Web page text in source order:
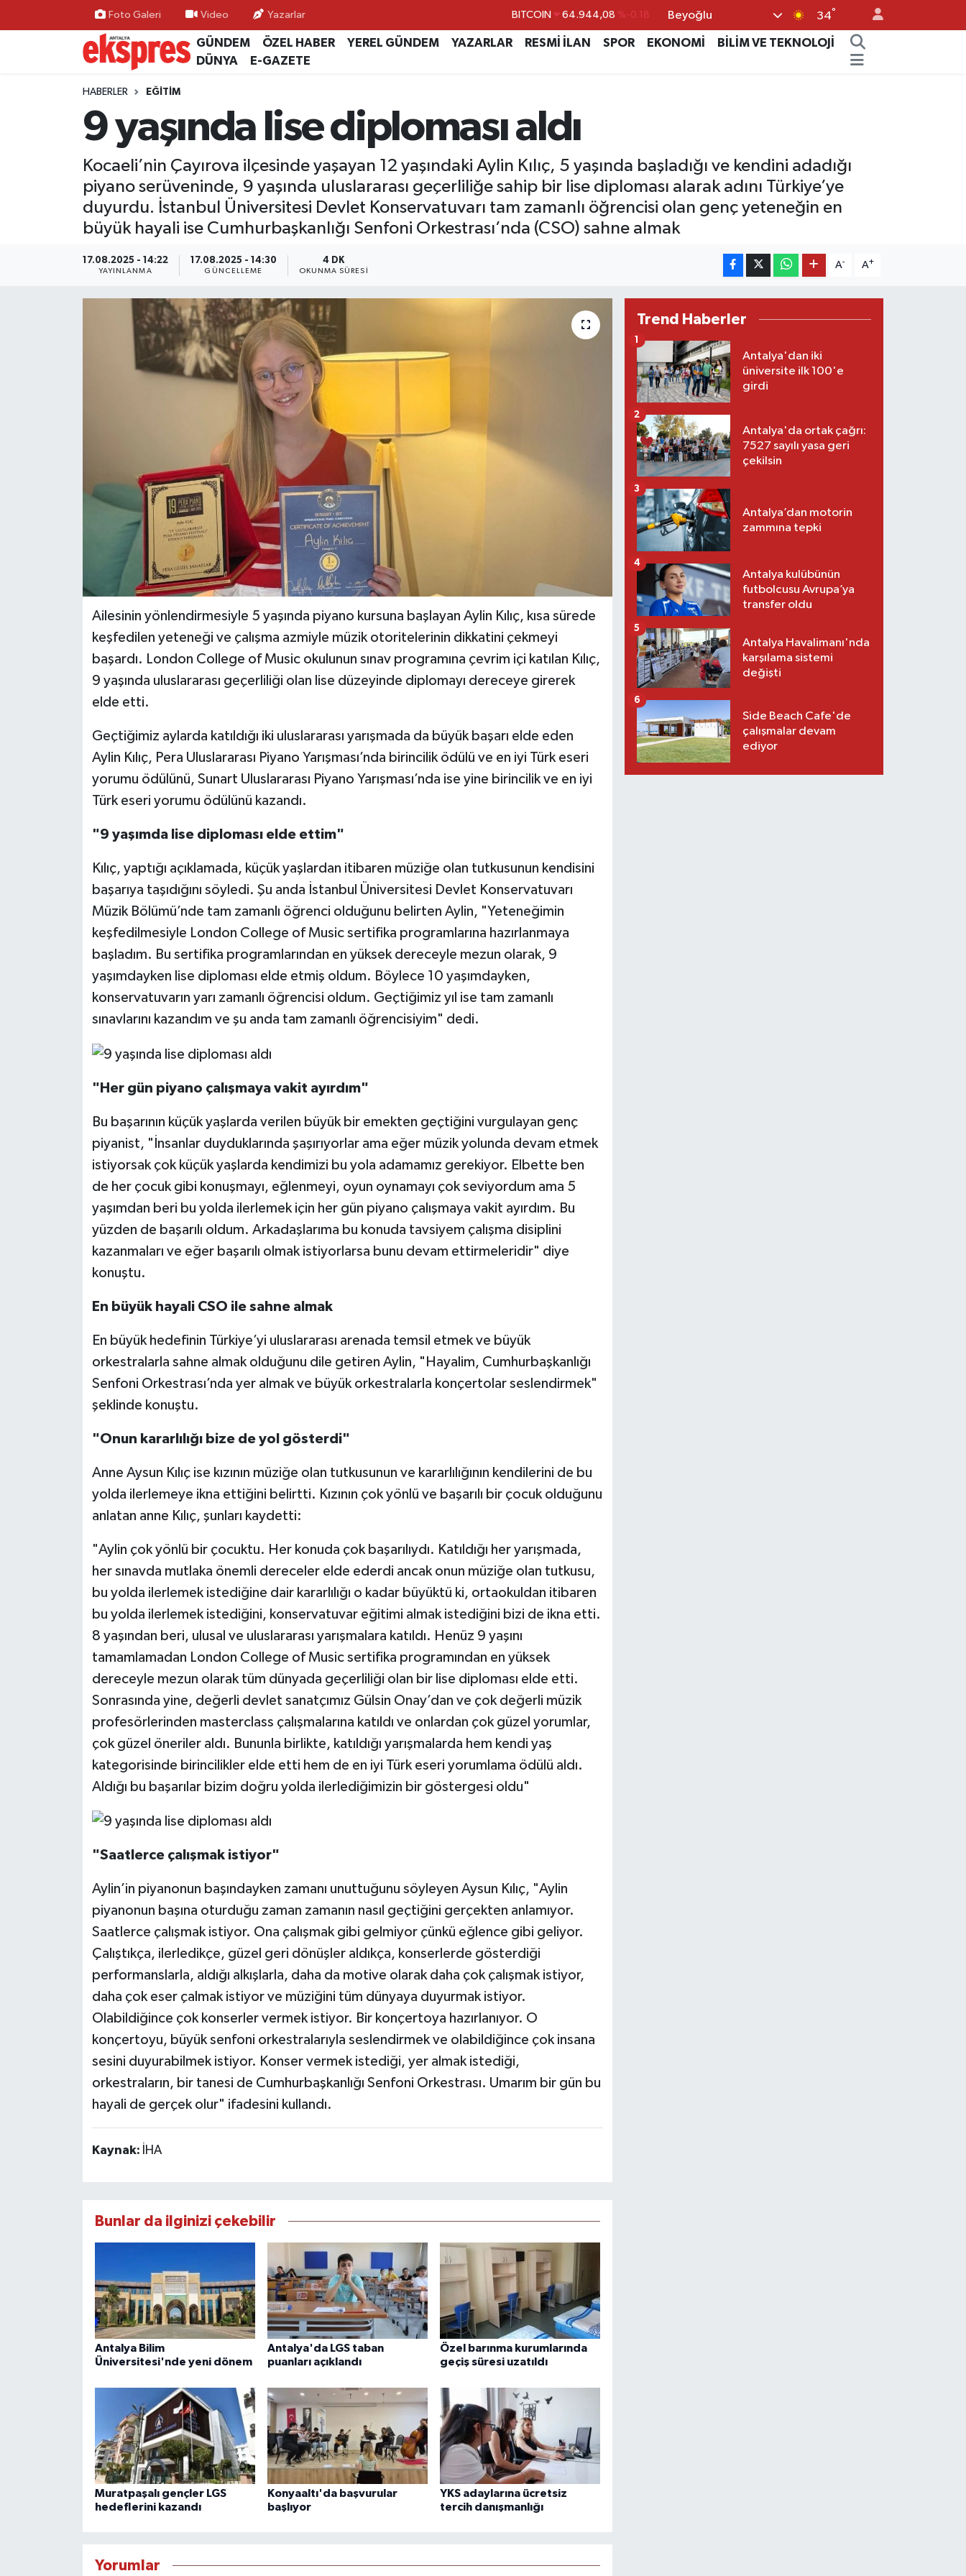
Foto Galeri Video Yazarlar DOLAR 47,7436 %0.18
EURO 55,2510 %0.32
BİST100
Beyoğlu 34°
GÜNDEM ÖZEL HABER YEREL GÜNDEM YAZARLAR RESMİ İLAN SPOR EKONOMİ
BİLİM VE TEKNOLOJİ
DÜNYA
E-GAZETE
HABERLER EĞİTİM
9 yaşında lise diploması aldı
Kocaeli’nin Çayırova ilçesinde yaşayan 12 yaşındaki Aylin Kılıç, 5 yaşında başladığı ve kendini adadığı
piyano serüveninde, 9 yaşında uluslararası geçerliliğe sahip bir lise diploması alarak adını Türkiye’ye
duyurdu. İstanbul Üniversitesi Devlet Konservatuvarı tam zamanlı öğrencisi olan genç yeteneğin en
büyük hayali ise Cumhurbaşkanlığı Senfoni Orkestrası’nda (CSO) sahne almak
17.08.2025 - 14:22
YAYINLANMA
17.08.2025 - 14:30
GÜNCELLEME
4 DK
OKUNMA SÜRESI
A- A+
Ailesinin yönlendirmesiyle 5 yaşında piyano kursuna başlayan Aylin Kılıç, kısa sürede
keşfedilen yeteneği ve çalışma azmiyle müzik otoritelerinin dikkatini çekmeyi
başardı. London College of Music okulunun sınav programına çevrim içi katılan Kılıç,
9 yaşında uluslararası geçerliliği olan lise düzeyinde diplomayı dereceye girerek
elde etti.
Geçtiğimiz aylarda katıldığı iki uluslararası yarışmada da büyük başarı elde eden
Aylin Kılıç, Pera Uluslararası Piyano Yarışması’nda birincilik ödülü ve en iyi Türk eseri
yorumu ödülünü, Sunart Uluslararası Piyano Yarışması’nda ise yine birincilik ve en iyi
Türk eseri yorumu ödülünü kazandı.
"9 yaşımda lise diploması elde ettim"
Kılıç, yaptığı açıklamada, küçük yaşlardan itibaren müziğe olan tutkusunun kendisini
başarıya taşıdığını söyledi. Şu anda İstanbul Üniversitesi Devlet Konservatuvarı
Müzik Bölümü’nde tam zamanlı öğrenci olduğunu belirten Aylin, "Yeteneğimin
keşfedilmesiyle London College of Music sertifika programlarına hazırlanmaya
başladım. Bu sertifika programlarından en yüksek dereceyle mezun olarak, 9
yaşımdayken lise diploması elde etmiş oldum. Böylece 10 yaşımdayken,
konservatuvarın yarı zamanlı öğrencisi oldum. Geçtiğimiz yıl ise tam zamanlı
sınavlarını kazandım ve şu anda tam zamanlı öğrencisiyim" dedi.
"Her gün piyano çalışmaya vakit ayırdım"
Bu başarının küçük yaşlarda verilen büyük bir emekten geçtiğini vurgulayan genç
piyanist, "İnsanlar duyduklarında şaşırıyorlar ama eğer müzik yolunda devam etmek
istiyorsak çok küçük yaşlarda kendimizi bu yola adamamız gerekiyor. Elbette ben
de her çocuk gibi konuşmayı, eğlenmeyi, oyun oynamayı çok seviyordum ama 5
yaşımdan beri bu yolda ilerlemek için her gün piyano çalışmaya vakit ayırdım. Bu
yüzden de başarılı oldum. Arkadaşlarıma bu konuda tavsiyem çalışma disiplini
kazanmaları ve eğer başarılı olmak istiyorlarsa bunu devam ettirmeleridir" diye
konuştu.
En büyük hayali CSO ile sahne almak
En büyük hedefinin Türkiye’yi uluslararası arenada temsil etmek ve büyük
orkestralarla sahne almak olduğunu dile getiren Aylin, "Hayalim, Cumhurbaşkanlığı
Senfoni Orkestrası’nda yer almak ve büyük orkestralarla konçertolar seslendirmek"
şeklinde konuştu.
"Onun kararlılığı bize de yol gösterdi"
Anne Aysun Kılıç ise kızının müziğe olan tutkusunun ve kararlılığının kendilerini de bu
yolda ilerlemeye ikna ettiğini belirtti. Kızının çok yönlü ve başarılı bir çocuk olduğunu
anlatan anne Kılıç, şunları kaydetti:
"Aylin çok yönlü bir çocuktu. Her konuda çok başarılıydı. Katıldığı her yarışmada,
her sınavda mutlaka önemli dereceler elde ederdi ancak onun müziğe olan tutkusu,
bu yolda ilerlemek istediğine dair kararlılığı o kadar büyüktü ki, ortaokuldan itibaren
bu yolda ilerlemek istediğini, konservatuvar eğitimi almak istediğini bizi de ikna etti.
8 yaşından beri, ulusal ve uluslararası yarışmalara katıldı. Henüz 9 yaşını
tamamlamadan London College of Music sertifika programından en yüksek
dereceyle mezun olarak tüm dünyada geçerliliği olan bir lise diploması elde etti.
Sonrasında yine, değerli devlet sanatçımız Gülsin Onay’dan ve çok değerli müzik
profesörlerinden masterclass çalışmalarına katıldı ve onlardan çok güzel yorumlar,
çok güzel öneriler aldı. Bununla birlikte, katıldığı yarışmalarda hem kendi yaş
kategorisinde birincilikler elde etti hem de en iyi Türk eseri yorumlama ödülü aldı.
Aldığı bu başarılar bizim doğru yolda ilerlediğimizin bir göstergesi oldu"
"Saatlerce çalışmak istiyor"
Aylin’in piyanonun başındayken zamanı unuttuğunu söyleyen Aysun Kılıç, "Aylin
piyanonun başına oturduğu zaman zamanın nasıl geçtiğini gerçekten anlamıyor.
Saatlerce çalışmak istiyor. Ona çalışmak gibi gelmiyor çünkü eğlence gibi geliyor.
Çalıştıkça, ilerledikçe, güzel geri dönüşler aldıkça, konserlerde gösterdiği
performanslarla, aldığı alkışlarla, daha da motive olarak daha çok çalışmak istiyor,
daha çok eser çalmak istiyor ve müziğini tüm dünyaya duyurmak istiyor.
Olabildiğince çok konserler vermek istiyor. Bir konçertoya hazırlanıyor. O
konçertoyu, büyük senfoni orkestralarıyla seslendirmek ve olabildiğince çok insana
sesini duyurabilmek istiyor. Konser vermek istediği, yer almak istediği,
orkestraların, bir tanesi de Cumhurbaşkanlığı Senfoni Orkestrası. Umarım bir gün bu
hayali de gerçek olur" ifadesini kullandı.
Kaynak: İHA
Bunlar da ilginizi çekebilir
Antalya Bilim
Üniversitesi'nde yeni dönem
Antalya'da LGS taban
puanları açıklandı
Özel barınma kurumlarında
geçiş süresi uzatıldı
Muratpaşalı gençler LGS
hedeflerini kazandı
Konyaaltı'da başvurular
başlıyor
YKS adaylarına ücretsiz
tercih danışmanlığı
Yorumlar
Trend Haberler
Antalya'dan iki
üniversite ilk 100'e
girdi
1
Antalya'da ortak çağrı:
7527 sayılı yasa geri
çekilsin
2
Antalya’dan motorin
zammına tepki
3
Antalya kulübünün
futbolcusu Avrupa’ya
transfer oldu
4
Antalya Havalimanı'nda
karşılama sistemi
değişti
5
Side Beach Cafe'de
çalışmalar devam
ediyor
6
ÖZEL HABER
GÜNDEM
YEREL GÜNDEM
EKONOMİ
KÜLTÜR - SANAT
VİDEO HABERLER
Nöbetçi Eczaneler
Hava Durumu
Trafik Durumu
Süper Lig Puan Durumu ve Fikstür
Tüm Manşetler
Son Dakika Haberleri
Haber Arşivi